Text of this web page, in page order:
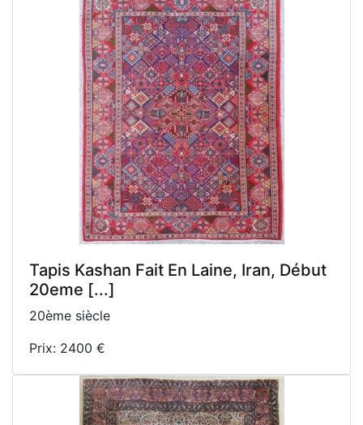
Tapis Kashan Fait En Laine, Iran, Début
20eme [...]
20ème siècle
Prix: 2400 €